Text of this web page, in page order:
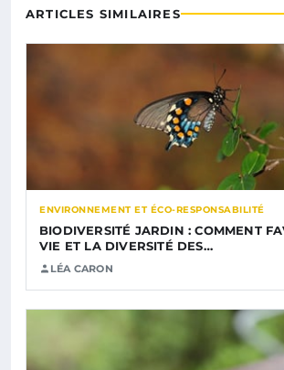
ARTICLES SIMILAIRES
ENVIRONNEMENT ET ÉCO-RESPONSABILITÉ
BIODIVERSITÉ JARDIN : COMMENT
VIE ET LA DIVERSITÉ DES…
LÉA CARON